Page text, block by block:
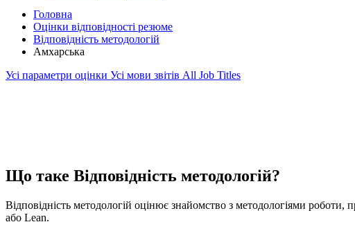
Головна
Оцінки відповідності резюме
Відповідність методологій
Амхарська
Усі параметри оцінки Усі мови звітів All Job Titles
Що таке Відповідність методологій?
Відповідність методологій оцінює знайомство з методологіями
або Lean.